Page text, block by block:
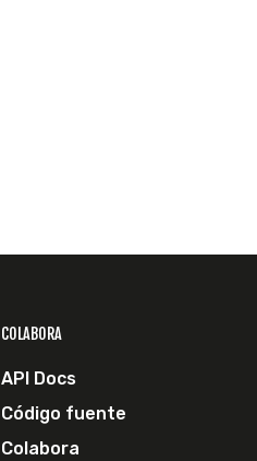
COLABORA
API Docs
Código fuente
Colabora